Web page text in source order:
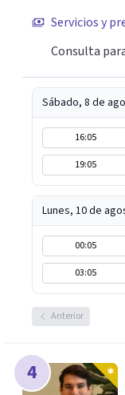
Servicios y
Consulta
Sábado, 8 de
16:05
19:05
Lunes, 10 de
00:05
03:05
Anterior
4